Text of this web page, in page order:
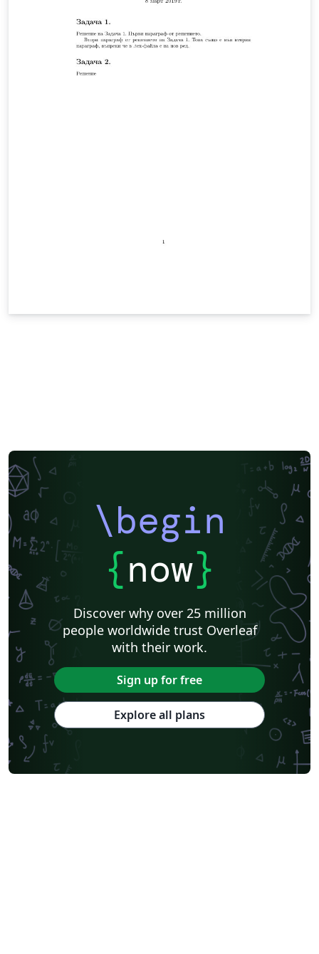
\begin
{now}
Discover why over 25 million
people worldwide trust Overleaf
with their work.
Sign up for free
Explore all plans